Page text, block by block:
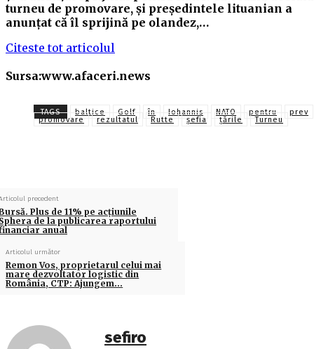
turneu de promovare, și președintele lituanian a
anunțat că îl sprijină pe olandez,…
Citeste tot articolul
Sursa:www.afaceri.news
TAGS baltice Golf în Iohannis NATO pentru
prev
promovare
rezultatul Rutte șefia ţările Turneu
precedent
Plus de 11% pe acţiunile
de la publicarea raportului
anual
Articolul următor
Remon Vos, proprietarul celui mai
mare dezvoltator logistic din
România, CTP: Ajungem…
sefiro